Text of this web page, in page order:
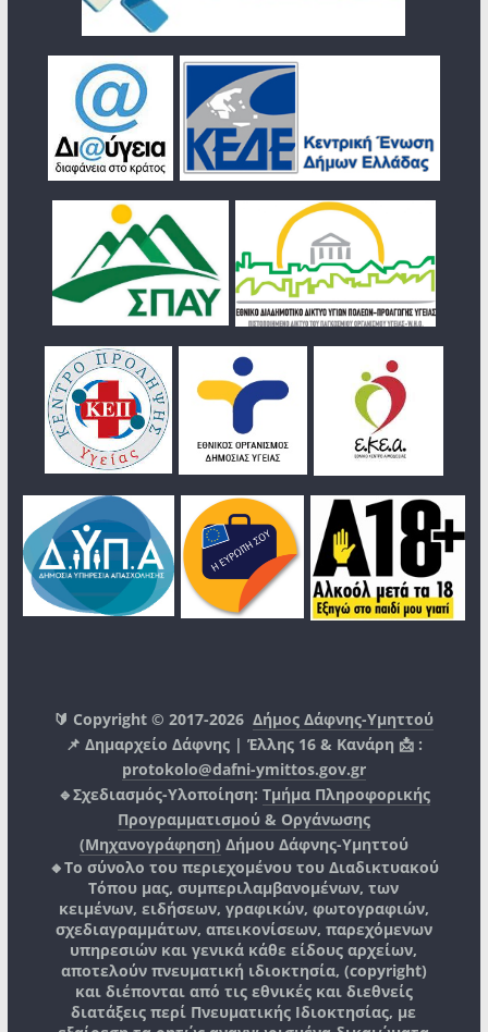
🔰 Copyright © 2017-2026Δήμος Δάφνης-Υμηττού
📌 Δημαρχείο Δάφνης | Έλλης 16 & Κανάρη 📩 :
protokolo@dafni-ymittos.gov.gr
🔹Σχεδιασμός-Υλοποίηση: Τμήμα Πληροφορικής
Προγραμματισμού & Οργάνωσης
(Μηχανογράφηση) Δήμου Δάφνης-Υμηττού
🔸Το σύνολο του περιεχομένου του Διαδικτυακού
Τόπου μας, συμπεριλαμβανομένων, των
κειμένων, ειδήσεων, γραφικών, φωτογραφιών,
σχεδιαγραμμάτων, απεικονίσεων, παρεχόμενων
υπηρεσιών και γενικά κάθε είδους αρχείων,
αποτελούν πνευματική ιδιοκτησία, (copyright)
και διέπονται από τις εθνικές και διεθνείς
διατάξεις περί Πνευματικής Ιδιοκτησίας, με